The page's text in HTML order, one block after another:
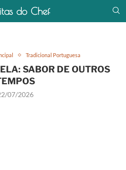
do Chef
Tradicional Portuguesa
SABOR DE OUTROS
07/2026